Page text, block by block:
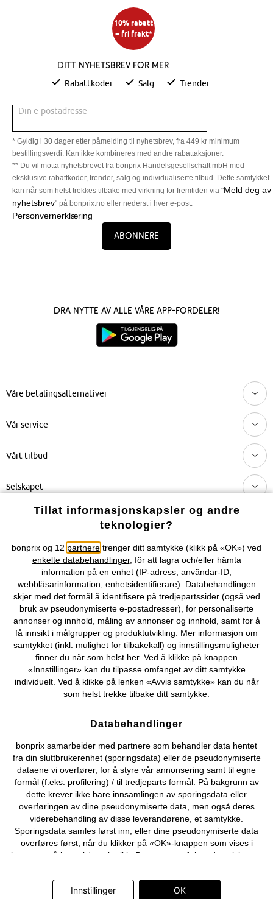
10% rabatt
+ fri frakt*
Ditt nyhetsbrev for mer
Rabattkoder Salg Trender
Din e-postadresse
* Gyldig i 30 dager etter påmelding til nyhetsbrev, fra 449 kr minimum
bestillingsverdi. Kan ikke kombineres med andre rabattaksjoner.
** Du vil motta nyhetsbrevet fra bonprix Handelsgesellschaft mbH med
eksklusive rabattkoder, trender, salg og individualiserte tilbud. Dette samtykket
kan når som helst trekkes tilbake med virkning for fremtiden via "Meld deg av
nyhetsbrev" på bonprix.no eller nederst i hver e-post.
Personvernerklæring
Abonnere
Dra nytte av alle våre app-fordeler!
Våre betalingsalternativer
Vår service
Vårt tilbud
Selskapet
Du kan også finne oss på
Kjøpsvilkår Personopplysninger Cookie-innstillinger
Om Oss Angre kjøp
©2026 bonprix.
Tillat informasjonskapsler og andre
teknologier?
bonprix og 12 partnere trenger ditt samtykke (klikk på «OK») ved
enkelte databehandlinger, för att lagra och/eller hämta
information på en enhet (IP-adress, användar-ID,
webbläsarinformation, enhetsidentifierare). Databehandlingen
skjer med det formål å identifisere på tredjepartssider (også ved
bruk av pseudonymiserte e-postadresser), for personaliserte
annonser og innhold, måling av annonser og innhold, samt for å
få innsikt i målgrupper og produktutvikling. Mer informasjon om
samtykket (inkl. mulighet for tilbakekall) og innstillingsmuligheter
finner du når som helst her. Ved å klikke på knappen
«Innstillinger» kan du tilpasse omfanget av ditt samtykke
individuelt. Ved å klikke på lenken «Avvis samtykke» kan du når
som helst trekke tilbake ditt samtykke.
Databehandlinger
bonprix samarbeider med partnere som behandler data hentet
fra din sluttbrukerenhet (sporingsdata) eller de pseudonymiserte
dataene vi overfører, for å styre vår annonsering samt til egne
formål (f.eks. profilering) / til tredjeparts formål. På bakgrunn av
dette krever ikke bare innsamlingen av sporingsdata eller
overføringen av dine pseudonymiserte data, men også deres
viderebehandling av disse leverandørene, et samtykke.
Sporingsdata samles først inn, eller dine pseudonymiserte data
overføres først, når du klikker på «OK»-knappen som vises i
banneret på bonprix' nettbutikk. Partnerne er følgende selskaper:
Communications GmbH, ID5 Technology Ltd, Meta Platforms
Ireland Ltd, Microsoft Ireland Operations Ltd, Pinterest Europe
Innstillinger OK